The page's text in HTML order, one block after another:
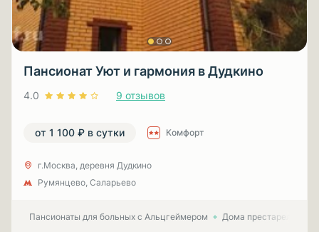
Пансионат Уют и гармония в Дудкино
4.0 9 отзывов
от 1 100 ₽ в сутки Комфорт
г.Москва, деревня Дудкино
Румянцево, Саларьево
Пансионаты для больных с Альцгеймером Дома престарелых